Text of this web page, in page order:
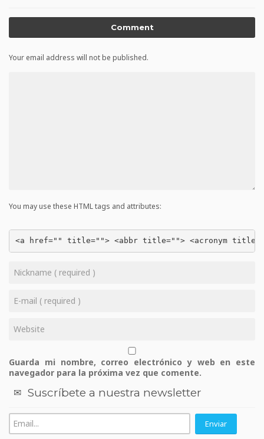
Comment
Your email address will not be published.
You may use these HTML tags and attributes:
<a href="" title=""> <abbr title=""> <acronym
Guarda mi nombre, correo electrónico y web en este
navegador para la próxima vez que comente.
Suscríbete a nuestra newsletter